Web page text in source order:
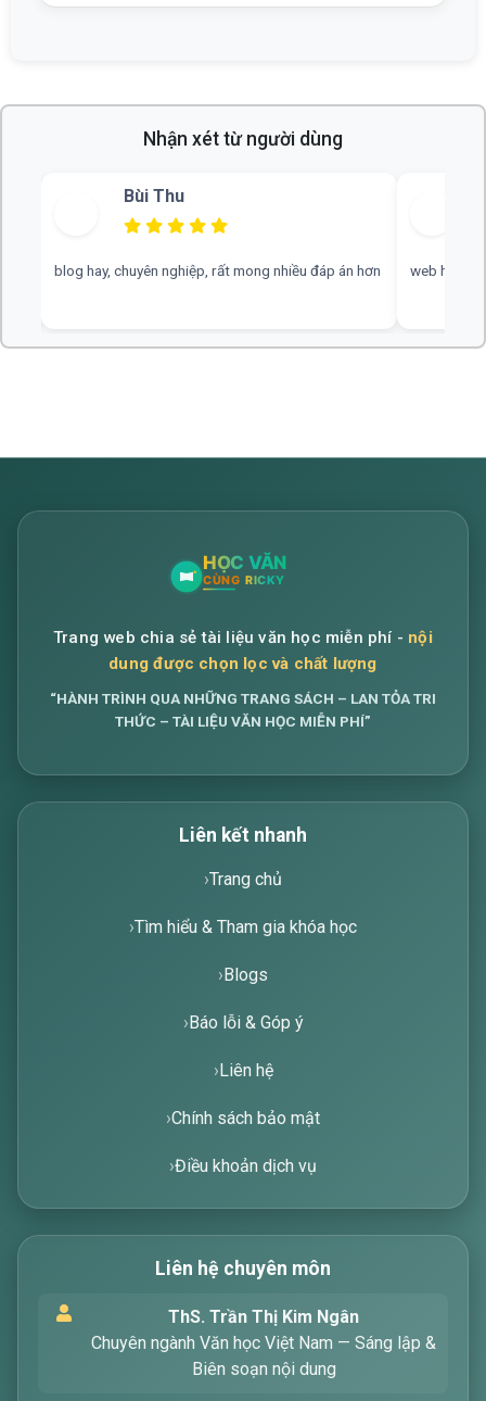
Nhận xét từ người dùng
Bùi Thu
blog hay, chuyên nghiệp, rất mong nhiều đáp án hơn web hay,
tìm kiếm các bài viết về văn học. Hãy nhập từ
khóa mà bạn quan tâm, tôi sẽ giúp bạn ngay
Trang web chia sẻ tài liệu văn học miễn phí - nội
dung được chọn lọc và chất lượng
“HÀNH TRÌNH QUA NHỮNG TRANG SÁCH – LAN TỎA TRI
THỨC – TÀI LIỆU VĂN HỌC MIỄN PHÍ”
Liên kết nhanh
Trang chủ
Tìm hiểu & Tham gia khóa học
Blogs
Báo lỗi & Góp ý
Liên hệ
Chính sách bảo mật
Điều khoản dịch vụ
Liên hệ chuyên môn
ThS. Trần Thị Kim Ngân
Chuyên ngành Văn học Việt Nam — Sáng lập &
Biên soạn nội dung